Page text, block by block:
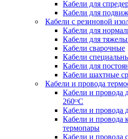
Кабели для
Кабели для
Кабели с резиновой
Кабели для
Кабели для
Кабели сварочные
Кабели
Кабели для
Кабели шахтные
Кабели и провода
Кабели и провода
260ᴼС
Кабели и провода
Кабели и провода
термопары
Кабели и провода